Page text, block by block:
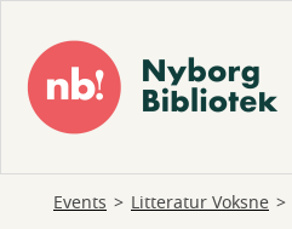
hovedindhold
Events Litteratur Voksne